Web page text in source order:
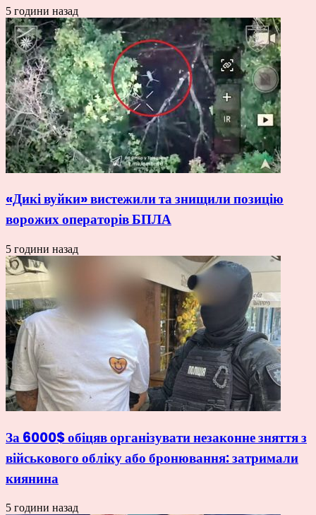
5 години назад
«Дикі вуйки» вистежили та знищили позицію
ворожих операторів БПЛА
5 години назад
За 6000$ обіцяв організувати незаконне зняття з
військового обліку або бронювання: затримали
киянина
5 години назад